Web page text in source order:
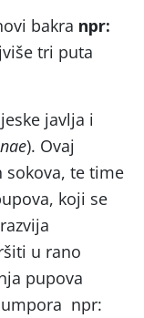
bakra npr:
tri puta
javlja i
). Ovaj
te time
koji se
u rano
pupova
npr: